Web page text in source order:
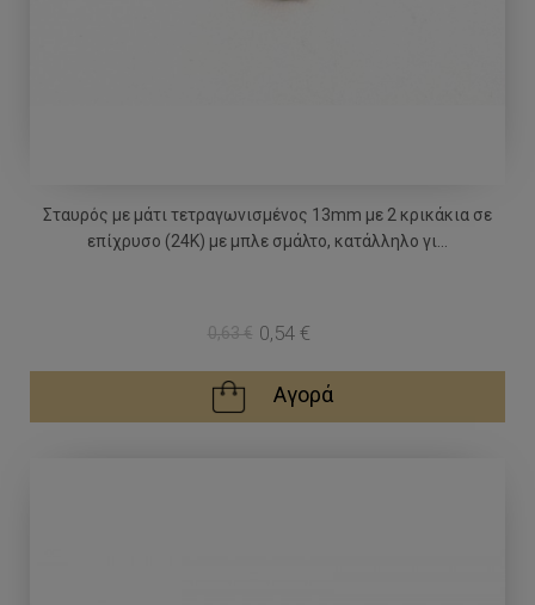
Σταυρός με μάτι τετραγωνισμένος 13mm με 2 κρικάκια σε
επίχρυσο (24Κ) με μπλε σμάλτο, κατάλληλο γι...
0,63 € 0,54 €
Αγορά